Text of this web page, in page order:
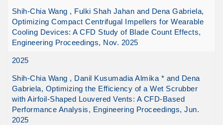
Shih-Chia Wang , Fulki Shah Jahan and Dena Gabriela,
Optimizing Compact Centrifugal Impellers for Wearable
Cooling Devices: A CFD Study of Blade Count Effects,
Engineering Proceedings, Nov. 2025
2025
Shih-Chia Wang , Danil Kusumadia Almika * and Dena
Gabriela, Optimizing the Efficiency of a Wet Scrubber
with Airfoil-Shaped Louvered Vents: A CFD-Based
Performance Analysis, Engineering Proceedings, Jun.
2025